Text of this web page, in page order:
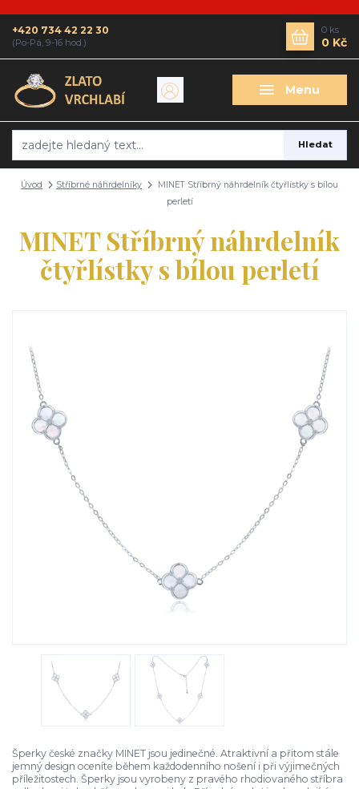
Menu
Hledat
+420 734 42 22 30
(Po-Pá, 9-16 hod.)
0 ks
0 Kč
Úvod Stříbrné náhrdelníky
MINET Stříbrný náhrdelník čtyřlístky s bílou
perletí
MINET Stříbrný náhrdelník
čtyřlístky s bílou perletí
Šperky české značky MINET jsou jedinečné. Atraktivní a přitom stále
jemný design oceníte během každodenního nošení i při výjimečných
příležitostech. Šperky jsou vyrobeny z pravého rhodiovaného stříbra